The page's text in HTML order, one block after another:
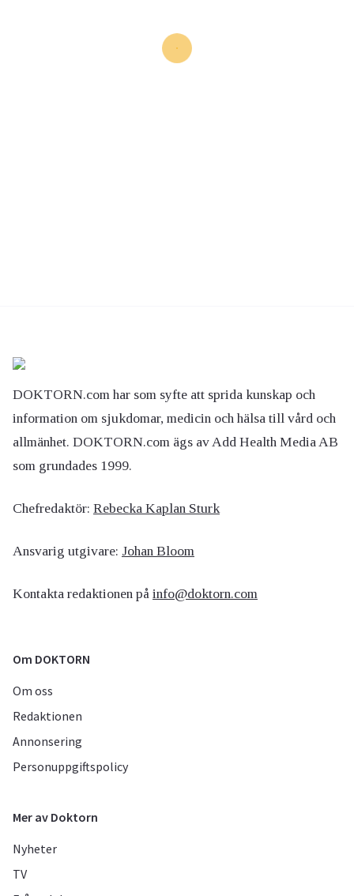
DOKTORN.com har som syfte att sprida kunskap och
information om sjukdomar, medicin och hälsa till vård och
allmänhet. DOKTORN.com ägs av Add Health Media AB
som grundades 1999.
Chefredaktör: Rebecka Kaplan Sturk
Ansvarig utgivare: Johan Bloom
Kontakta redaktionen på info@doktorn.com
Om DOKTORN
Om oss
Redaktionen
Annonsering
Personuppgiftspolicy
Mer av Doktorn
Nyheter
TV